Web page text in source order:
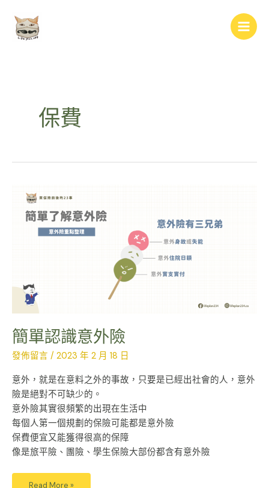
Main
保費
簡單認識意外險
發佈留言 / 2023 年 2 月 18 日
意外，就是在意料之外的事故，只要是已經出社會的人，意外
險是絕對不可缺少的。
意外險其實很頻繁的出現在生活中
每個人第一個規劃的保險可能都是意外險
保費便宜又能獲得很高的保障
像是旅平險、團險、學生保險大部份都含有意外險
單
認
識
意
外
Read More »